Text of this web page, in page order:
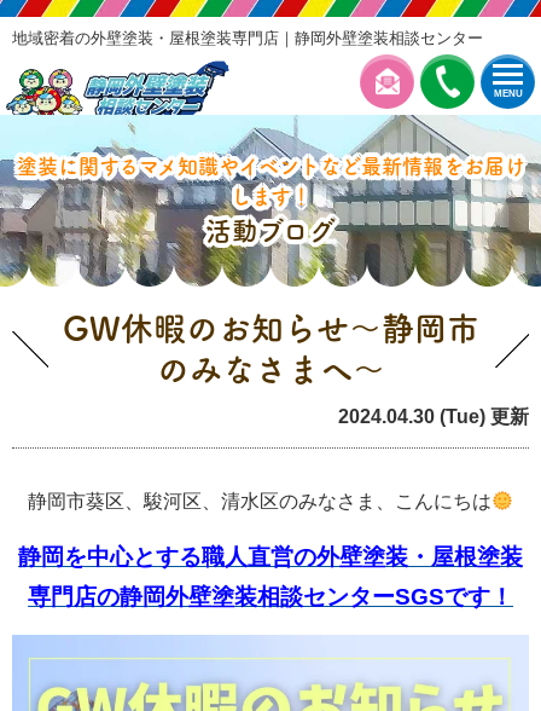
MENU
地域密着の外壁塗装・屋根塗装専門店｜静岡外壁塗装相談センター
塗装に関するマメ知識やイベントなど最新情報をお届け
します！
活動ブログ
GW休暇のお知らせ～静岡市
のみなさまへ～
2024.04.30 (Tue) 更新
静岡市葵区、駿河区、清水区のみなさま、こんにちは
静岡を中心とする職人直営の外壁塗装・屋根塗装
専門店の静岡外壁塗装相談センターSGSです！